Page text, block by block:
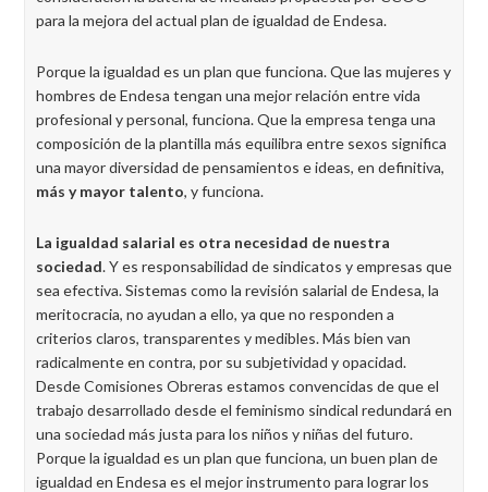
para la mejora del actual plan de igualdad de Endesa.
Porque la igualdad es un plan que funciona. Que las mujeres y
hombres de Endesa tengan una mejor relación entre vida
profesional y personal, funciona. Que la empresa tenga una
composición de la plantilla más equilibra entre sexos significa
una mayor diversidad de pensamientos e ideas, en definitiva,
más y mayor talento, y funciona.
La igualdad salarial es otra necesidad de nuestra
sociedad. Y es responsabilidad de sindicatos y empresas que
sea efectiva. Sistemas como la revisión salarial de Endesa, la
meritocracia, no ayudan a ello, ya que no responden a
criterios claros, transparentes y medibles. Más bien van
radicalmente en contra, por su subjetividad y opacidad.
Desde Comisiones Obreras estamos convencidas de que el
trabajo desarrollado desde el feminismo sindical redundará en
una sociedad más justa para los niños y niñas del futuro.
Porque la igualdad es un plan que funciona, un buen plan de
igualdad en Endesa es el mejor instrumento para lograr los